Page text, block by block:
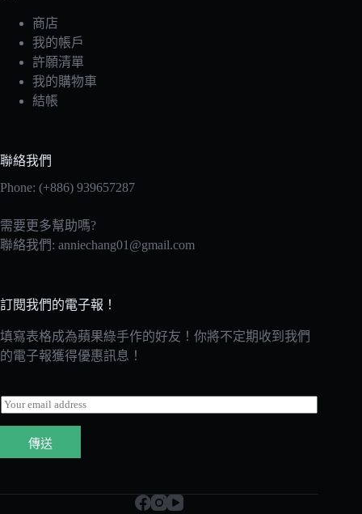
商店
我的帳戶
許願清單
我的購物車
結帳
聯絡我們
Phone: (+886) 939657287
需要更多幫助嗎?
聯絡我們: anniechang01@gmail.com
訂閱我們的電子報！
填寫表格成為蘋果綠手作的好友！你將不定期收到我們
的電子報獲得優惠訊息！
E
m
a
l
傳送